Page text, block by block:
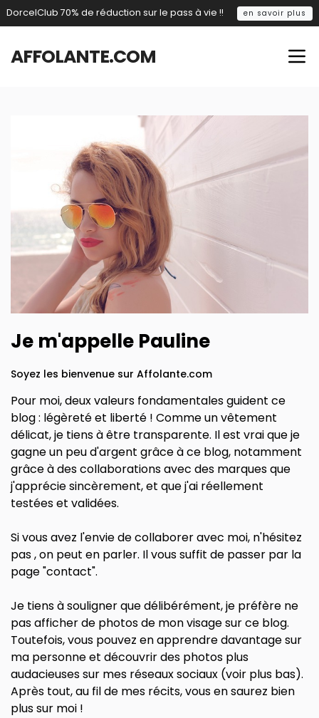
DorcelClub 70% de réduction sur le pass à vie !! en savoir plus
AFFOLANTE.COM
Je m'appelle Pauline
Soyez les bienvenue sur Affolante.com
Pour moi, deux valeurs fondamentales guident ce
blog : légèreté et liberté ! Comme un vêtement
délicat, je tiens à être transparente. Il est vrai que je
gagne un peu d'argent grâce à ce blog, notamment
grâce à des collaborations avec des marques que
j'apprécie sincèrement, et que j'ai réellement
testées et validées.
Si vous avez l'envie de collaborer avec moi, n'hésitez
pas , on peut en parler. Il vous suffit de passer par la
page "contact".
Je tiens à souligner que délibérément, je préfère ne
pas afficher de photos de mon visage sur ce blog.
Toutefois, vous pouvez en apprendre davantage sur
ma personne et découvrir des photos plus
audacieuses sur mes réseaux sociaux (voir plus bas).
Après tout, au fil de mes récits, vous en saurez bien
plus sur moi !